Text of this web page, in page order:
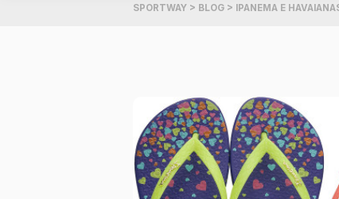
SPORTWAY > BLOG > IPANEMA E